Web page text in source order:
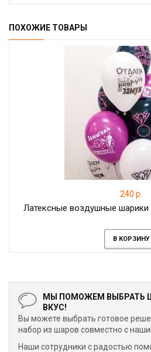
ПОХОЖИЕ ТОВАРЫ
240 р.
Латексные воздушные шарики
В КОРЗИНУ
МЫ ПОМОЖЕМ ВЫБРАТЬ
ВКУС!
Вы можете выбрать готовое
набор из шаров совместно с
Наши сотрудники с радостью